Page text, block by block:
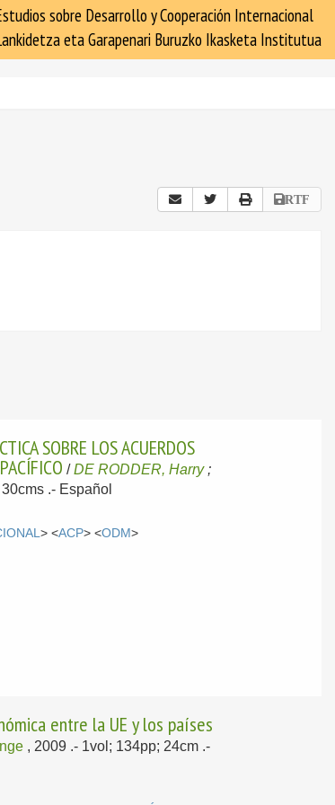
sobre Desarrollo y Cooperación Internacional
eta Garapenari Buruzko Ikasketa Institutua
RTF
SOBRE LOS ACUERDOS
/DE RODDER, Harry;
.- Español
> <ACP> <ODM>
entre la UE y los países
, 2009 .- 1vol; 134pp; 24cm .-